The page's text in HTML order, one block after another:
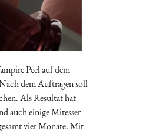
Peel auf dem
dem Auftragen soll
Als Resultat hat
auch einige Mitesser
vier Monate. Mit